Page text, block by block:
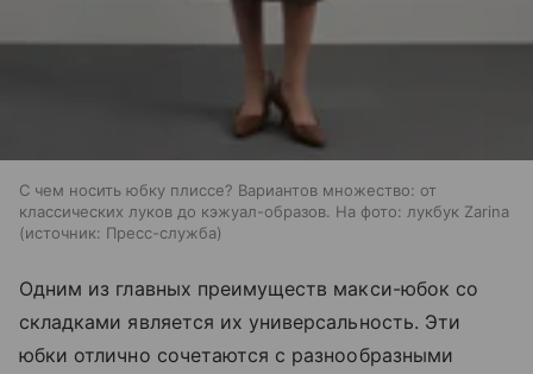
С чем носить юбку плиссе? Вариантов множество: от
классических луков до кэжуал-образов. На фото: лукбук Zarina
источник: Пресс-служба
Одним из главных преимуществ макси-юбок со
складками является их универсальность. Эти
юбки отлично сочетаются с разнообразными